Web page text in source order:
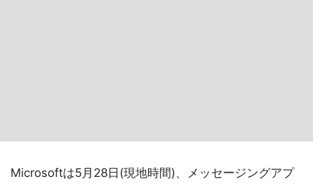
Microsoftは5月28日(現地時間)、メッセージングアプ